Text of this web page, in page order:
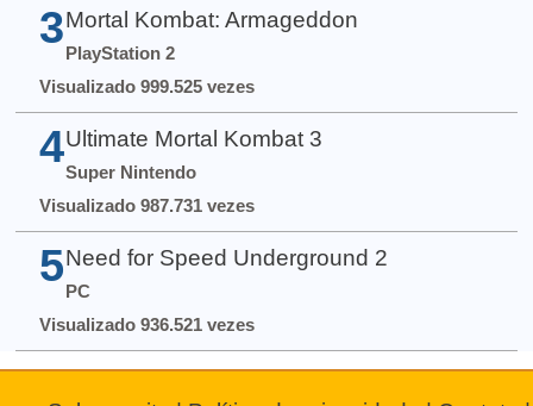
3 Mortal Kombat: Armageddon
PlayStation 2
Visualizado 999.525 vezes
4 Ultimate Mortal Kombat 3
Super Nintendo
Visualizado 987.731 vezes
5 Need for Speed Underground 2
PC
Visualizado 936.521 vezes